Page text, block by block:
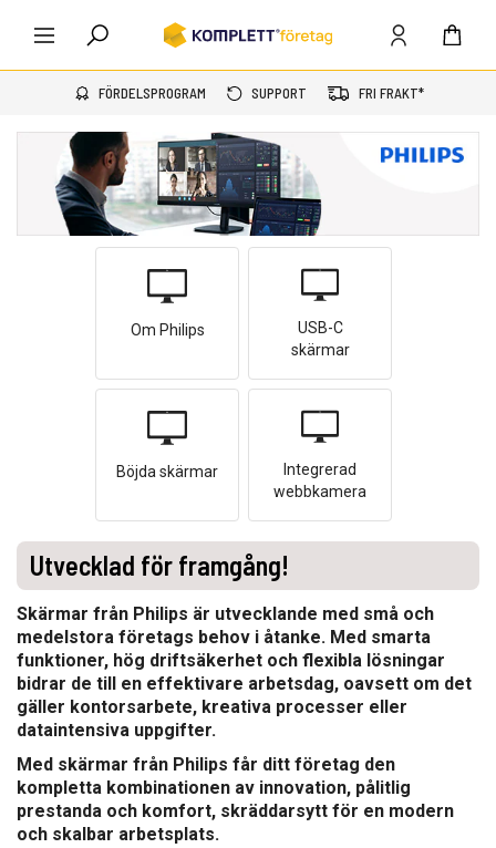
FÖRDELSPROGRAM SUPPORT FRI FRAKT*
Om Philips
USB-C
skärmar
Böjda skärmar
Integrerad
webbkamera
Utvecklad för framgång!
Skärmar från Philips är utvecklande med små och
medelstora företags behov i åtanke. Med smarta
funktioner, hög driftsäkerhet och flexibla lösningar
bidrar de till en effektivare arbetsdag, oavsett om det
gäller kontorsarbete, kreativa processer eller
dataintensiva uppgifter.
Med skärmar från Philips får ditt företag den
kompletta kombinationen av innovation, pålitlig
prestanda och komfort, skräddarsytt för en modern
och skalbar arbetsplats.